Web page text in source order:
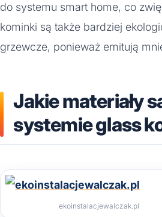
do systemu smart home, co
kominki są także bardziej
grzewcze, ponieważ emitują
Jakie materiały
systemie glass
ekoinstalacjewalczak.pl